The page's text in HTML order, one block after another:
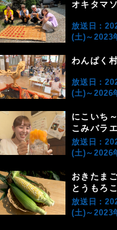
オキタマ
放送日：
(土)～2023
わんぱく
放送日：
(土)～2026
にこいち
こみバラ
放送日：
(土)～2026
おきたま
とうもろ
放送日：
(土)～2023